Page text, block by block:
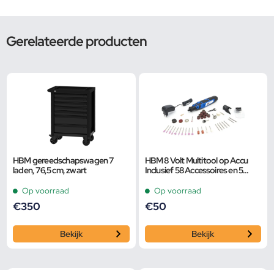
Gerelateerde producten
HBM gereedschapswagen 7
laden, 76,5 cm, zwart
Op voorraad
€350
Bekijk
HBM 8 Volt Multitool op Accu
Inclusief 58 Accessoires en 5
Op voorraad
€50
Bekijk